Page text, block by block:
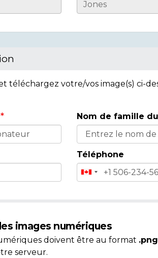
téléchargez votre/vos image(s) ci-
Nom de famille
Téléphone
images numériques
doivent être au format
serveur.